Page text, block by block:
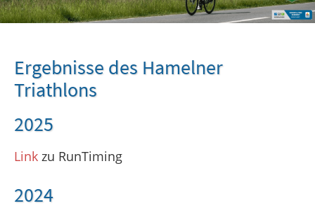
Ergebnisse des Hamelner
Triathlons
2025
Link zu RunTiming
2024